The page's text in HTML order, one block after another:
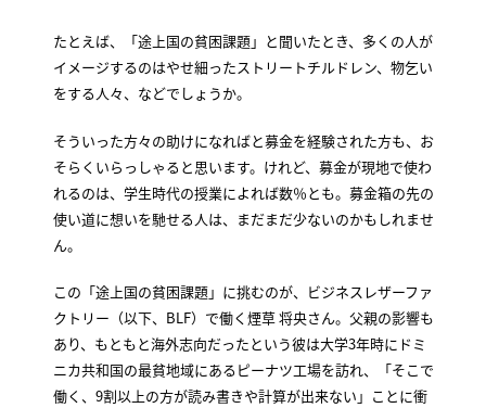
たとえば、「途上国の貧困課題」と聞いたとき、多くの人が
イメージするのはやせ細ったストリートチルドレン、物乞い
をする人々、などでしょうか。
そういった方々の助けになればと募金を経験された方も、お
そらくいらっしゃると思います。けれど、募金が現地で使わ
れるのは、学生時代の授業によれば数％とも。募金箱の先の
使い道に想いを馳せる人は、まだまだ少ないのかもしれませ
ん。
この「途上国の貧困課題」に挑むのが、ビジネスレザーファ
クトリー（以下、BLF）で働く煙草 将央さん。父親の影響も
あり、もともと海外志向だったという彼は大学3年時にドミ
ニカ共和国の最貧地域にあるピーナツ工場を訪れ、「そこで
働く、9割以上の方が読み書きや計算が出来ない」ことに衝